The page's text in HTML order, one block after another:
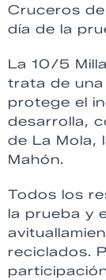
Cruceros
día de la
La 10/5
trata de una
protege el
desarrolla,
de La Mola,
Mahón.
Todos los
la prueba y
reciclados.